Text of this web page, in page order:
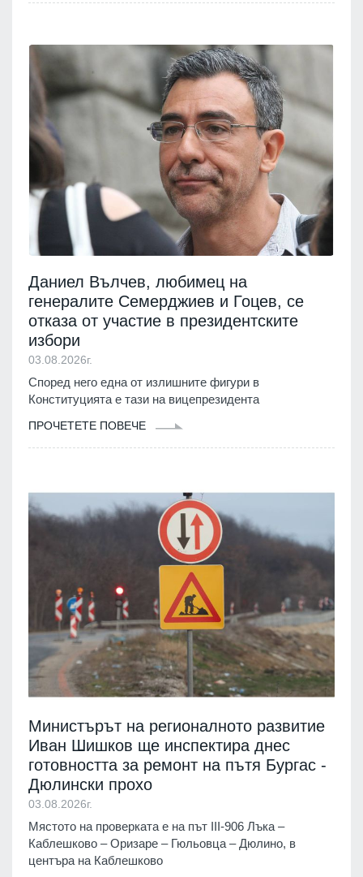
Даниел Вълчев, любимец на
генералите Семерджиев и Гоцев, се
отказа от участие в президентските
избори
03.08.2026г.
Според него една от излишните фигури в
Конституцията е тази на вицепрезидента
ПРОЧЕТЕТЕ ПОВЕЧЕ
Министърът на регионалното развитие
Иван Шишков ще инспектира днес
готовността за ремонт на пътя Бургас -
Дюлински прохо
03.08.2026г.
Мястото на проверката е на път III-906 Лъка –
Каблешково – Оризаре – Гюльовца – Дюлино, в
центъра на Каблешково